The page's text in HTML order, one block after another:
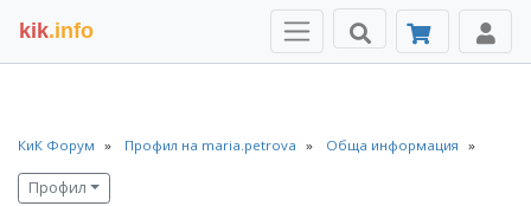
kik.info
КиК Форум Профил на maria.petrova Обща информация
Профил